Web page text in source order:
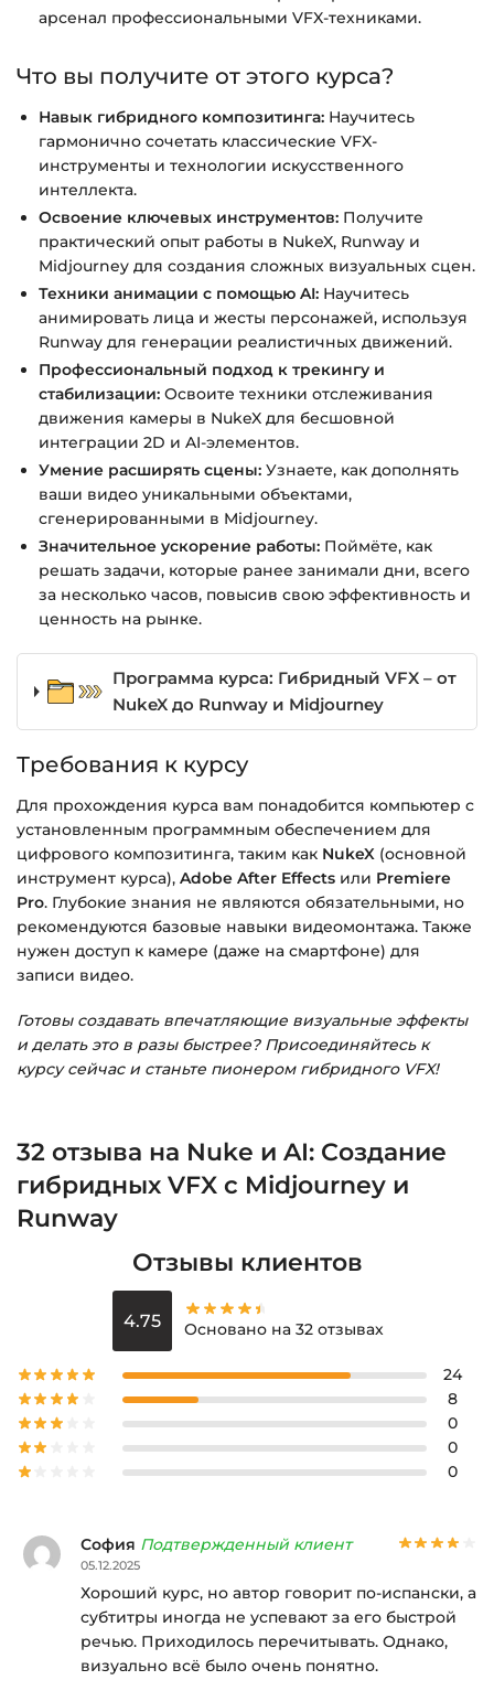
арсенал профессиональными VFX-техниками.
Что вы получите от этого курса?
Навык гибридного композитинга: Научитесь
гармонично сочетать классические VFX-
инструменты и технологии искусственного
интеллекта.
Освоение ключевых инструментов: Получите
практический опыт работы в NukeX, Runway и
Midjourney для создания сложных визуальных сцен.
Техники анимации с помощью AI: Научитесь
анимировать лица и жесты персонажей, используя
Runway для генерации реалистичных движений.
Профессиональный подход к трекингу и
стабилизации: Освоите техники отслеживания
движения камеры в NukeX для бесшовной
интеграции 2D и AI-элементов.
Умение расширять сцены: Узнаете, как дополнять
ваши видео уникальными объектами,
сгенерированными в Midjourney.
Значительное ускорение работы: Поймёте, как
решать задачи, которые ранее занимали дни, всего
за несколько часов, повысив свою эффективность и
ценность на рынке.
Программа курса: Гибридный VFX – от
NukeX до Runway и Midjourney
Требования к курсу
Для прохождения курса вам понадобится компьютер с
установленным программным обеспечением для
цифрового композитинга, таким как NukeX (основной
инструмент курса), Adobe After Effects или Premiere
Pro. Глубокие знания не являются обязательными, но
рекомендуются базовые навыки видеомонтажа. Также
нужен доступ к камере (даже на смартфоне) для
записи видео.
Готовы создавать впечатляющие визуальные эффекты
и делать это в разы быстрее? Присоединяйтесь к
курсу сейчас и станьте пионером гибридного VFX!
32 отзыва на Nuke и AI: Создание
гибридных VFX с Midjourney и
Runway
Отзывы клиентов
4.75 Основано на 32 отзывах
24
8
0
0
0
София Подтвержденный клиент
05.12.2025
Хороший курс, но автор говорит по-испански, а
субтитры иногда не успевают за его быстрой
речью. Приходилось перечитывать. Однако,
визуально всё было очень понятно.